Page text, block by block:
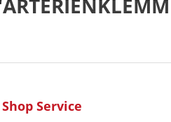
Shop Service